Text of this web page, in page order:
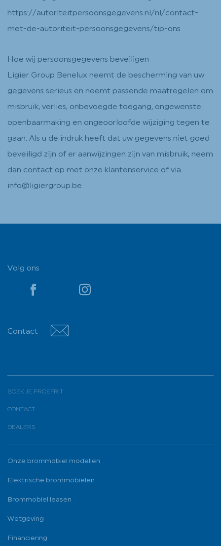
https://autoriteitpersoonsgegevens.nl/nl/contact-
met-de-autoriteit-persoonsgegevens/tip-ons
Hoe wij persoonsgegevens beveiligen
Ligier Group Benelux neemt de bescherming van uw
gegevens serieus en neemt passende maatregelen om
misbruik, verlies, onbevoegde toegang, ongewenste
openbaarmaking en ongeoorloofde wijziging tegen te
gaan. Als u de indruk heeft dat uw gegevens niet goed
beveiligd zijn of er aanwijzingen zijn van misbruik, neem
dan contact op met onze klantenservice of via
info@ligiergroup.be
Volg ons
YouTube YouTube
Contact
BOEK JE PROEFRIT
CONTACT
DEALERS
Onze brommobiel modellen
Elektrische brommobielen
Brommobiel leasen
Wetgeving
Financiering